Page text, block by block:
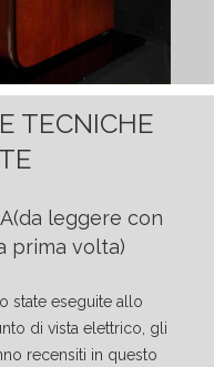
TECNICHE
(da leggere con
prima volta)
state eseguite allo
di vista elettrico, gli
recensiti in questo